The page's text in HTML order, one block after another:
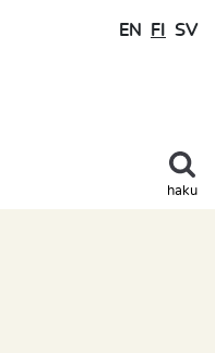
EN FI SV
haku